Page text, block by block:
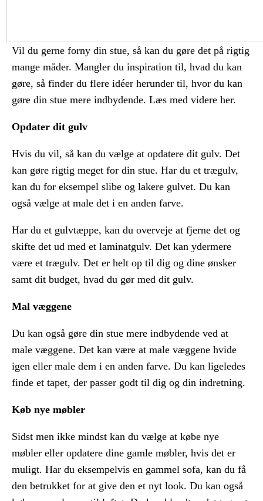
Vil du gerne forny din stue, så kan du gøre det på rigtig
mange måder. Mangler du inspiration til, hvad du kan
gøre, så finder du flere idéer herunder til, hvor du kan
gøre din stue mere indbydende. Læs med videre her.
Opdater dit gulv
Hvis du vil, så kan du vælge at opdatere dit gulv. Det
kan gøre rigtig meget for din stue. Har du et trægulv,
kan du for eksempel slibe og lakere gulvet. Du kan
også vælge at male det i en anden farve.
Har du et gulvtæppe, kan du overveje at fjerne det og
skifte det ud med et laminatgulv. Det kan ydermere
være et trægulv. Det er helt op til dig og dine ønsker
samt dit budget, hvad du gør med dit gulv.
Mal væggene
Du kan også gøre din stue mere indbydende ved at
male væggene. Det kan være at male væggene hvide
igen eller male dem i en anden farve. Du kan ligeledes
finde et tapet, der passer godt til dig og din indretning.
Køb nye møbler
Sidst men ikke mindst kan du vælge at købe nye
møbler eller opdatere dine gamle møbler, hvis det er
muligt. Har du eksempelvis en gammel sofa, kan du få
den betrukket for at give den et nyt look. Du kan også